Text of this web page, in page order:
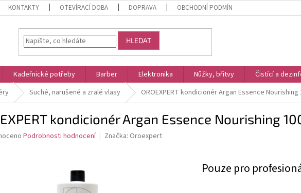
KONTAKTY OTEVÍRACÍ DOBA DOPRAVA OBCHODNÍ PODMÍNKY
HLEDAT
Kadeřnické potřeby Barber Elektronika Nůžky, břitvy Čistící a
Suché, narušené a zralé vlasy OROEXPERT kondicionér Argan Essence Nourishing
kondicionér Argan Essence Nourishing
Podrobnosti hodnocení Značka: Oroexpert
cena:
Pouze pro